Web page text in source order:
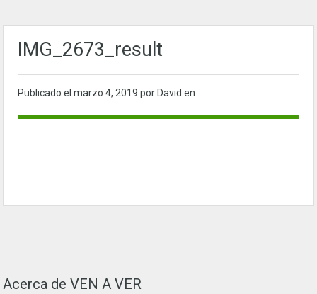
IMG_2673_result
Publicado el marzo 4, 2019 por David en
Acerca de VEN A VER